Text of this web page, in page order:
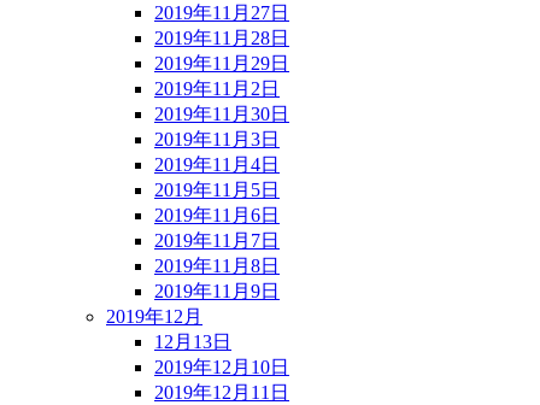
2019年11月27日
2019年11月28日
2019年11月29日
2019年11月2日
2019年11月30日
2019年11月3日
2019年11月4日
2019年11月5日
2019年11月6日
2019年11月7日
2019年11月8日
2019年11月9日
2019年12月
12月13日
2019年12月10日
2019年12月11日